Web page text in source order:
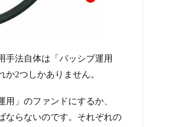
手法自体は「パッシブ運用
2つしかありません。
」のファンドにするか、
ならないのです。それぞれの